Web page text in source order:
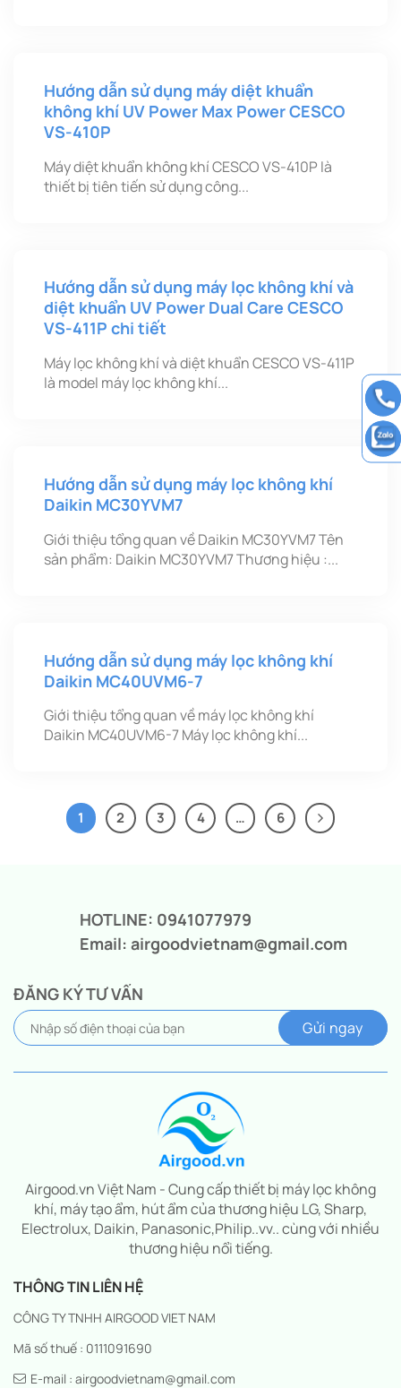
Hướng dẫn sử dụng máy diệt khuẩn
không khí UV Power Max Power CESCO
VS-410P
Máy diệt khuẩn không khí CESCO VS-410P là
thiết bị tiên tiến sử dụng công...
Hướng dẫn sử dụng máy lọc không khí và
diệt khuẩn UV Power Dual Care CESCO
VS-411P chi tiết
Máy lọc không khí và diệt khuẩn CESCO VS-411P
là model máy lọc không khí...
Hướng dẫn sử dụng máy lọc không khí
Daikin MC30YVM7
Giới thiệu tổng quan về Daikin MC30YVM7 Tên
sản phẩm: Daikin MC30YVM7 Thương hiệu :...
Hướng dẫn sử dụng máy lọc không khí
Daikin MC40UVM6-7
Giới thiệu tổng quan về máy lọc không khí
Daikin MC40UVM6-7 Máy lọc không khí...
1 2 3 4 … 6
HOTLINE: 0941077979
Email: airgoodvietnam@gmail.com
ĐĂNG KÝ TƯ VẤN
Airgood.vn Việt Nam - Cung cấp thiết bị máy lọc không
khí, máy tạo ẩm, hút ẩm của thương hiệu LG, Sharp,
Electrolux, Daikin, Panasonic,Philip..vv.. cùng với nhiều
thương hiệu nổi tiếng.
THÔNG TIN LIÊN HỆ
CÔNG TY TNHH AIRGOOD VIET NAM
Mã số thuế : 0111091690
E-mail : airgoodvietnam@gmail.com